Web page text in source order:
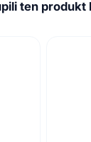
ten produkt